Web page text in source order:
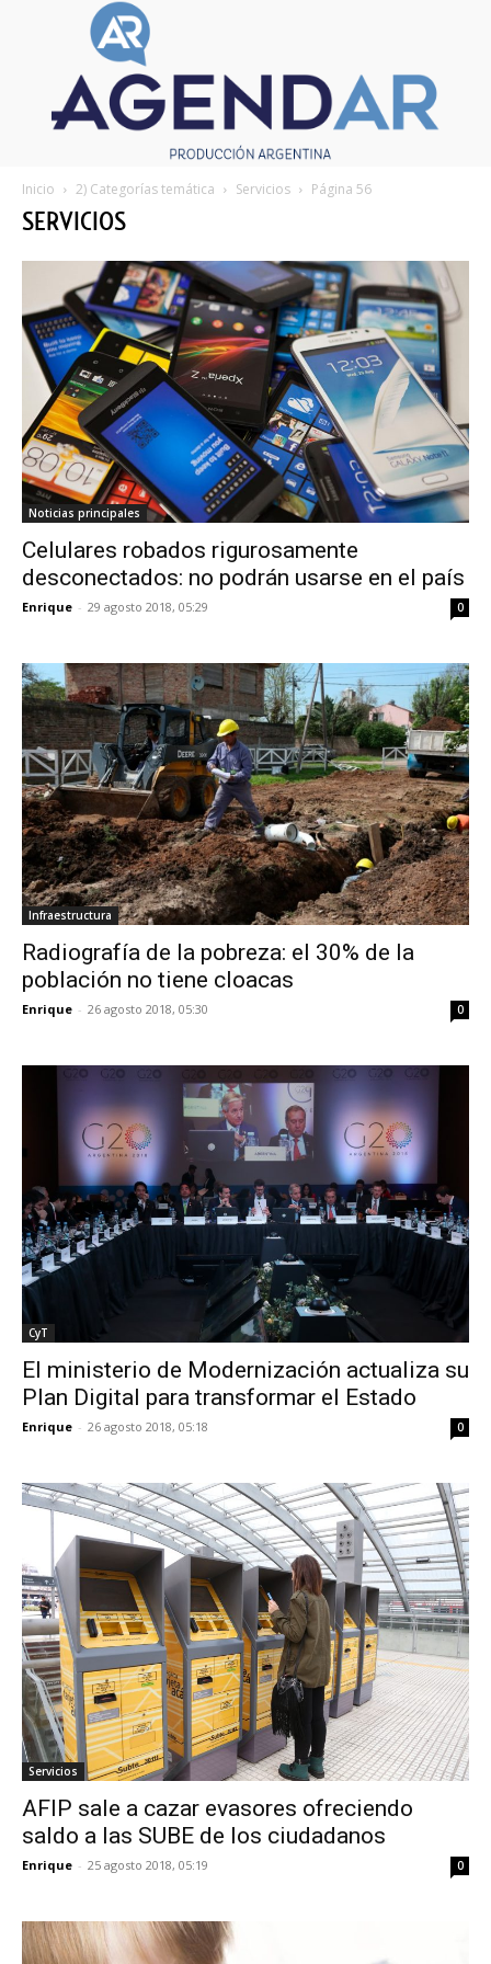
Inicio 2) Categorías temática Servicios Página 56
SERVICIOS
Noticias principales
Celulares robados rigurosamente
desconectados: no podrán usarse en el país
Enrique - 29 agosto 2018, 05:29 0
Infraestructura
Radiografía de la pobreza: el 30% de la
población no tiene cloacas
Enrique - 26 agosto 2018, 05:30 0
CyT
El ministerio de Modernización actualiza su
Plan Digital para transformar el Estado
Enrique - 26 agosto 2018, 05:18 0
Servicios
AFIP sale a cazar evasores ofreciendo
saldo a las SUBE de los ciudadanos
Enrique - 25 agosto 2018, 05:19 0